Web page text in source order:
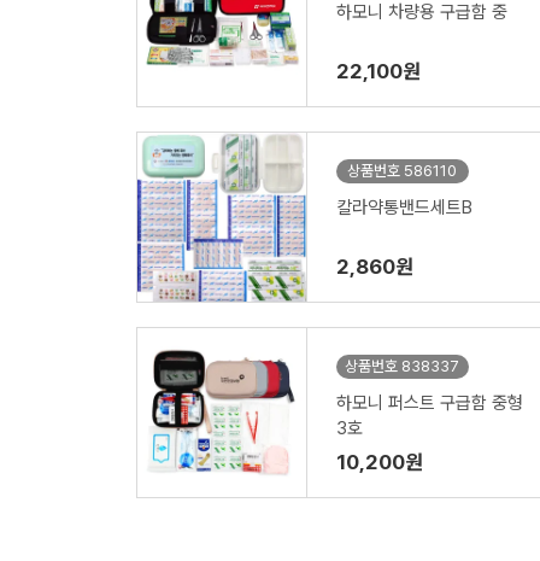
하모니 차량용 구급함 중
22,100원
상품번호 586110
칼라약통밴드세트B
2,860원
상품번호 838337
하모니 퍼스트 구급함 중형
3호
10,200원